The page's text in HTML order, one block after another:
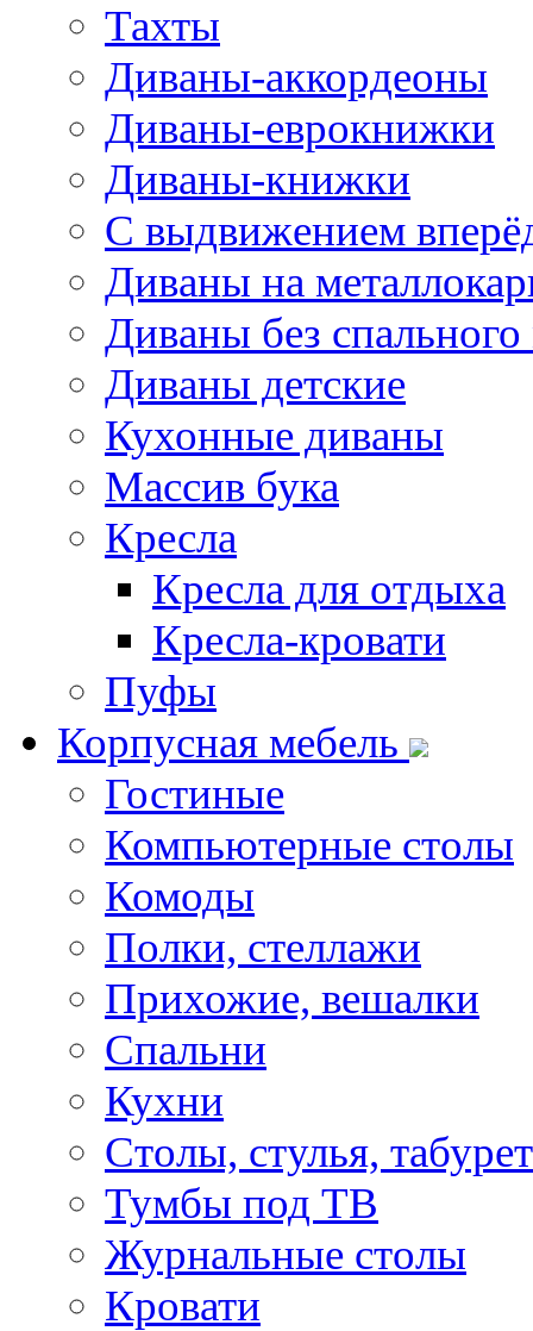
Тахты
Диваны-аккордеоны
Диваны-еврокнижки
Диваны-книжки
С выдвижением
Диваны на
Диваны без спального
Диваны детские
Кухонные диваны
Массив бука
Кресла
Кресла для отдыха
Кресла-кровати
Пуфы
Корпусная мебель
Гостиные
Компьютерные столы
Комоды
Полки, стеллажи
Прихожие, вешалки
Спальни
Кухни
Столы, стулья,
Тумбы под ТВ
Журнальные столы
Кровати